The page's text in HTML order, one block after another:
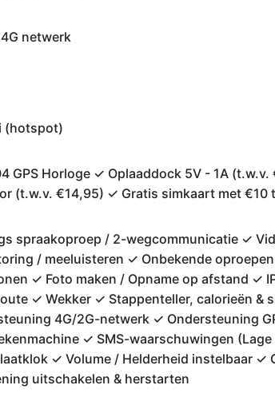
netwerk
(hotspot)
GPS Horloge ✓ Oplaaddock 5V - 1A
(t.w.v. €14,95) ✓ Gratis simkaart met
spraakoproep / 2-wegcommunicatie ✓
/ meeluisteren ✓ Onbekende
✓ Foto maken / Opname op afstand ✓
✓ Wekker ✓ Stappenteller, calorieën
4G/2G-netwerk ✓ Ondersteuning
✓ SMS-waarschuwingen
✓ Volume / Helderheid instelbaar
uitschakelen & herstarten